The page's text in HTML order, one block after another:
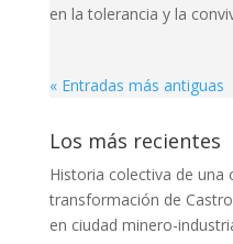
en la tolerancia y la
« Entradas más antiguas
Los más recientes
Historia colectiva de una
transformación de
en ciudad minero-